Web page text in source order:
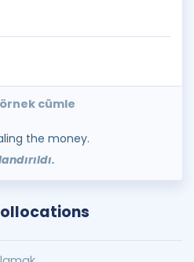
cümle
the money.